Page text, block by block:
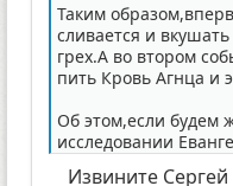
Таким
сливается и
грех.А во втором
пить Кровь Агнца и
Об этом,если
исследовании
Извините